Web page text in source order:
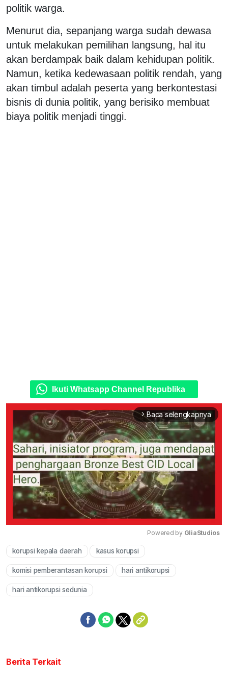
politik warga.
Menurut dia, sepanjang warga sudah dewasa
untuk melakukan pemilihan langsung, hal itu
akan berdampak baik dalam kehidupan politik.
Namun, ketika kedewasaan politik rendah, yang
akan timbul adalah peserta yang berkontestasi
bisnis di dunia politik, yang berisiko membuat
biaya politik menjadi tinggi.
Ikuti Whatsapp Channel Republika
arrow_forward_ios Baca selengkapnya
Powered by GliaStudios
korupsi kepala daerah kasus korupsi
komisi pemberantasan korupsi hari antikorupsi
hari antikorupsi sedunia
Berita Terkait